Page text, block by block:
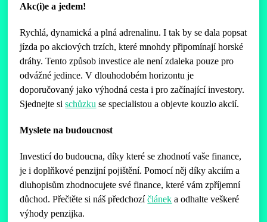
Akc(i)e a jedem!
Rychlá, dynamická a plná adrenalinu. I tak by se dala popsat
jízda po akciových trzích, které mnohdy připomínají horské
dráhy. Tento způsob investice ale není zdaleka pouze pro
odvážné jedince. V dlouhodobém horizontu je
doporučovaný jako výhodná cesta i pro začínající investory.
Sjednejte sischůzku se specialistou a objevte kouzlo akcií.
Myslete na budoucnost
Investicí do budoucna, díky které se zhodnotí vaše finance,
je i doplňkové penzijní pojištění. Pomocí něj díky akciím a
dluhopisům zhodnocujete své finance, které vám zpříjemní
důchod. Přečtěte si náš předchozíčlánek a odhalte veškeré
výhody penzijka.